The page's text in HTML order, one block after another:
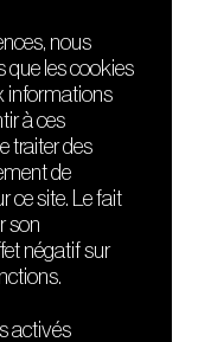
sonores
Lyrique
nous
que les cookies
informations
à ces
traiter des
de
ce site. Le fait
son
négatif sur
activés